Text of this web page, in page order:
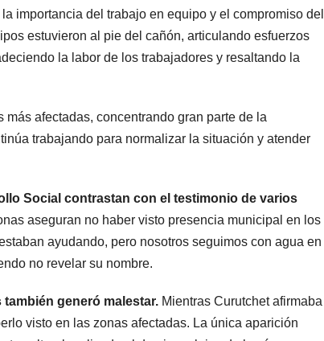
importancia del trabajo en equipo y el compromiso del
estuvieron al pie del cañón, articulando esfuerzos
la labor de los trabajadores y resaltando la
afectadas, concentrando gran parte de la
trabajando para normalizar la situación y atender
Social contrastan con el testimonio de varios
aseguran no haber visto presencia municipal en los
ayudando, pero nosotros seguimos con agua en
no revelar su nombre.
generó malestar. Mientras Curutchet afirmaba
visto en las zonas afectadas. La única aparición